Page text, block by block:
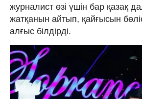
журналист өзі үшін бар қазақ
жатқанын айтып, қайғысын
алғыс білдірді.